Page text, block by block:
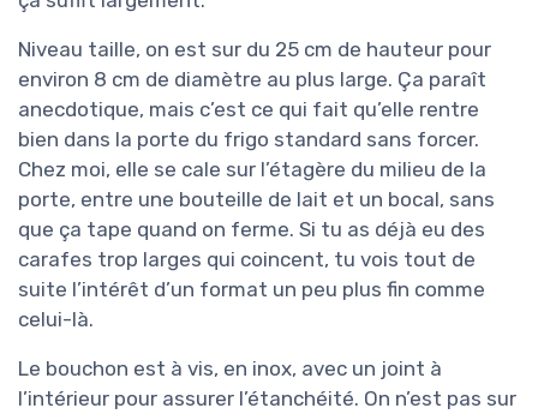
Niveau taille, on est sur du 25 cm de hauteur pour
environ 8 cm de diamètre au plus large. Ça paraît
anecdotique, mais c’est ce qui fait qu’elle rentre
bien dans la porte du frigo standard sans forcer.
Chez moi, elle se cale sur l’étagère du milieu de la
porte, entre une bouteille de lait et un bocal, sans
que ça tape quand on ferme. Si tu as déjà eu des
carafes trop larges qui coincent, tu vois tout de
suite l’intérêt d’un format un peu plus fin comme
celui-là.
Le bouchon est à vis, en inox, avec un joint à
l’intérieur pour assurer l’étanchéité. On n’est pas sur